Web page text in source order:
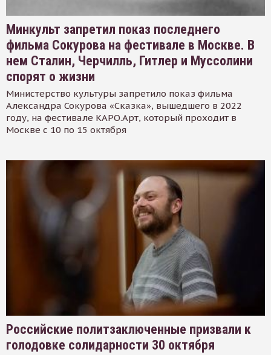
Минкульт запретил показ последнего
фильма Сокурова на фестивале в Москве. В
нем Сталин, Черчилль, Гитлер и Муссолини
спорят о жизни
Министерство культуры запретило показ фильма
Александра Сокурова «Сказка», вышедшего в 2022
году, на фестивале КАРО.Арт, который проходит в
Москве с 10 по 15 октября
Российские политзаключенные призвали к
голодовке солидарности 30 октября